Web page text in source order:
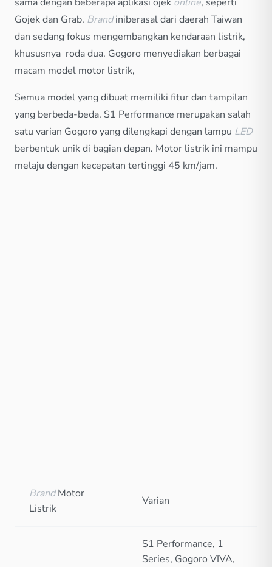
Gojek dan Grab. Brandiniberasal dari daerah Taiwan
dan sedang fokus mengembangkan kendaraan listrik,
khususnya roda dua. Gogoro menyediakan berbagai
macam model motor listrik,
Semua model yang dibuat memiliki fitur dan tampilan
yang berbeda-beda. S1 Performance merupakan salah
satu varian Gogoro yang dilengkapi dengan lampu LED
berbentuk unik di bagian depan. Motor listrik ini mampu
melaju dengan kecepatan tertinggi 45 km/jam.
BrandMotor
Listrik
Varian
S1 Performance, 1
Series, Gogoro VIVA,